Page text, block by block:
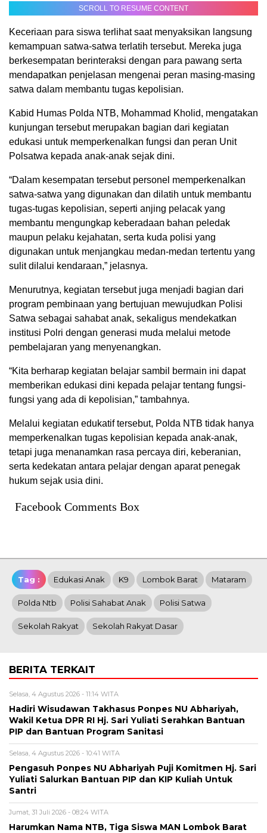
SCROLL TO RESUME CONTENT
Keceriaan para siswa terlihat saat menyaksikan langsung
kemampuan satwa-satwa terlatih tersebut. Mereka juga
berkesempatan berinteraksi dengan para pawang serta
mendapatkan penjelasan mengenai peran masing-masing
satwa dalam membantu tugas kepolisian.
Kabid Humas Polda NTB, Mohammad Kholid, mengatakan
kunjungan tersebut merupakan bagian dari kegiatan
edukasi untuk memperkenalkan fungsi dan peran Unit
Polsatwa kepada anak-anak sejak dini.
“Dalam kesempatan tersebut personel memperkenalkan
satwa-satwa yang digunakan dan dilatih untuk membantu
tugas-tugas kepolisian, seperti anjing pelacak yang
membantu mengungkap keberadaan bahan peledak
maupun pelaku kejahatan, serta kuda polisi yang
digunakan untuk menjangkau medan-medan tertentu yang
sulit dilalui kendaraan,” jelasnya.
Menurutnya, kegiatan tersebut juga menjadi bagian dari
program pembinaan yang bertujuan mewujudkan Polisi
Satwa sebagai sahabat anak, sekaligus mendekatkan
institusi Polri dengan generasi muda melalui metode
pembelajaran yang menyenangkan.
“Kita berharap kegiatan belajar sambil bermain ini dapat
memberikan edukasi dini kepada pelajar tentang fungsi-
fungsi yang ada di kepolisian,” tambahnya.
Melalui kegiatan edukatif tersebut, Polda NTB tidak hanya
memperkenalkan tugas kepolisian kepada anak-anak,
tetapi juga menanamkan rasa percaya diri, keberanian,
serta kedekatan antara pelajar dengan aparat penegak
hukum sejak usia dini.
Facebook Comments Box
Tag : Edukasi Anak K9 Lombok Barat Mataram
Polda Ntb Polisi Sahabat Anak Polisi Satwa
Sekolah Rakyat Sekolah Rakyat Dasar
BERITA TERKAIT
Selasa, 4 Agustus 2026 - 11:14 WITA
Hadiri Wisudawan Takhasus Ponpes NU Abhariyah,
Wakil Ketua DPR RI Hj. Sari Yuliati Serahkan Bantuan
PIP dan Bantuan Program Sanitasi
Selasa, 4 Agustus 2026 - 10:41 WITA
Pengasuh Ponpes NU Abhariyah Puji Komitmen Hj. Sari
Yuliati Salurkan Bantuan PIP dan KIP Kuliah Untuk
Santri
Jumat, 31 Juli 2026 - 08:24 WITA
Harumkan Nama NTB, Tiga Siswa MAN Lombok Barat